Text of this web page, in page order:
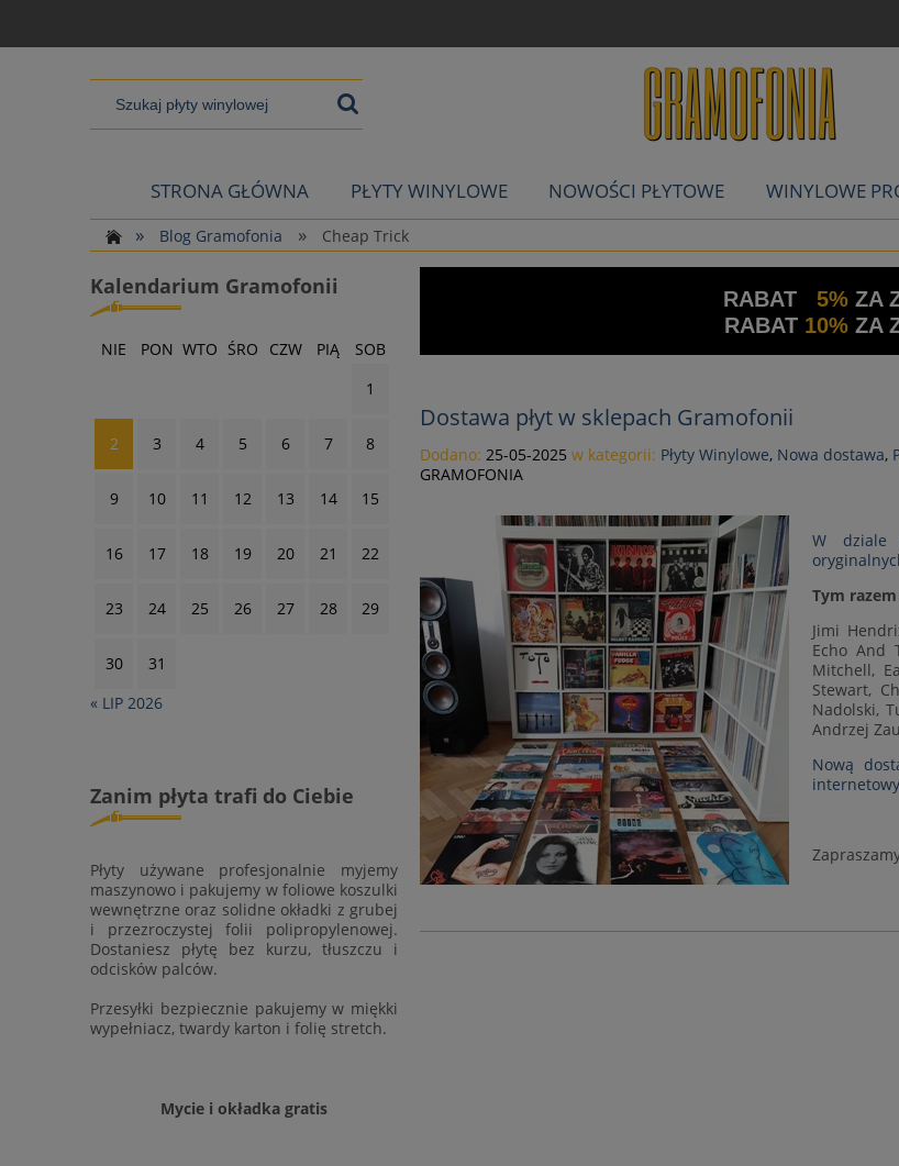
STRONA GŁÓWNA PŁYTY WINYLOWE NOWOŚCI PŁYTOWE WINYLOWE
»
Blog Gramofonia » Cheap Trick
Kalendarium Gramofonii
NIE PON WTO ŚRO CZW PIĄ
SOB
1
2 3 4 5 6 7 8
9 10 11 12 13 14 15
16 17 18 19 20 21 22
23 24 25 26 27 28 29
30
31
« LIP 2026
Zanim płyta trafi do Ciebie
Płyty używane profesjonalnie myjemy
maszynowo i pakujemy w foliowe koszulki
wewnętrzne oraz solidne okładki z grubej
i przezroczystej folii polipropylenowej.
Dostaniesz płytę bez kurzu, tłuszczu i
odcisków palców.
Przesyłki bezpiecznie pakujemy w miękki
wypełniacz, twardy karton i folię stretch.
Mycie i okładka gratis
RABAT 5% ZA
RABAT 10%ZA
Dostawa płyt w sklepach Gramofonii
Dodano: 25-05-2025 w kategorii: Płyty Winylowe, Nowa dostawa,
GRAMOFONIA
W dziale
Tym
Jimi
Echo And
Mitchell,
Stewart,
Nadolski,
Andrzej
Nową